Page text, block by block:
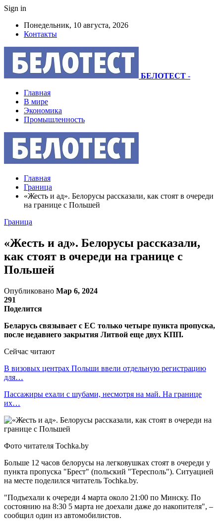
Sign in
Понедельник, 10 августа, 2026
Контакты
БЕЛОТЕСТ -
Главная
В мире
Экономика
Промышленность
Главная
Граница
«Жесть и ад». Белорусы рассказали, как стоят в очереди
на границе с Польшей
Граница
«Жесть и ад». Белорусы рассказали,
как стоят в очереди на границе с
Польшей
Опубликовано Мар 6, 2024
291
Поделится
Беларусь связывает с ЕС только четыре пункта пропуска,
после недавнего закрытия Литвой еще двух КПП.
Сейчас читают
В визовых центрах Польши ввели отдельную регистрацию
для…
Пассажиры ехали с шубами, несмотря на май. На границе
их…
Фото читателя Tochka.by
Больше 12 часов белорусы на легковушках стоят в очереди у
пункта пропуска "Брест" (польский "Тересполь"). Ситуацией
на месте поделился читатель Tochka.by.
"Подъехали к очереди 4 марта около 21:00 по Минску. По
состоянию на 8:30 5 марта не доехали даже до накопителя", –
сообщил один из автомобилистов.